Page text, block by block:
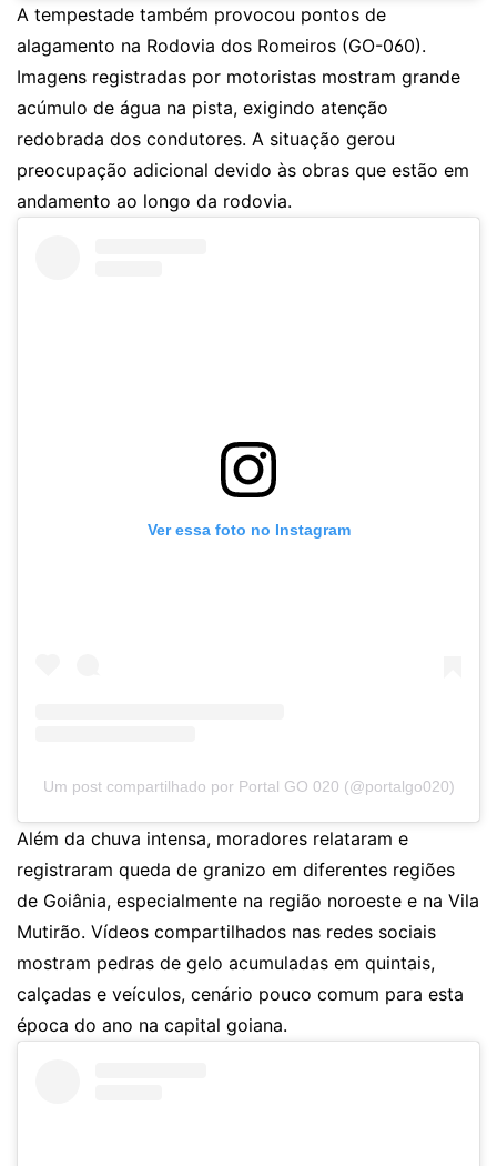
A tempestade também provocou pontos de
alagamento na Rodovia dos Romeiros (GO-060).
Imagens registradas por motoristas mostram grande
acúmulo de água na pista, exigindo atenção
redobrada dos condutores. A situação gerou
preocupação adicional devido às obras que estão em
andamento ao longo da rodovia.
Ver essa foto no Instagram
Um post compartilhado por Portal GO 020 (@portalgo020)
Além da chuva intensa, moradores relataram e
registraram queda de granizo em diferentes regiões
de Goiânia, especialmente na região noroeste e na Vila
Mutirão. Vídeos compartilhados nas redes sociais
mostram pedras de gelo acumuladas em quintais,
calçadas e veículos, cenário pouco comum para esta
época do ano na capital goiana.